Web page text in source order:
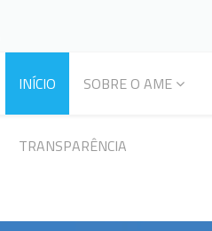
INÍCIO SOBRE O AME
TRANSPARÊNCIA